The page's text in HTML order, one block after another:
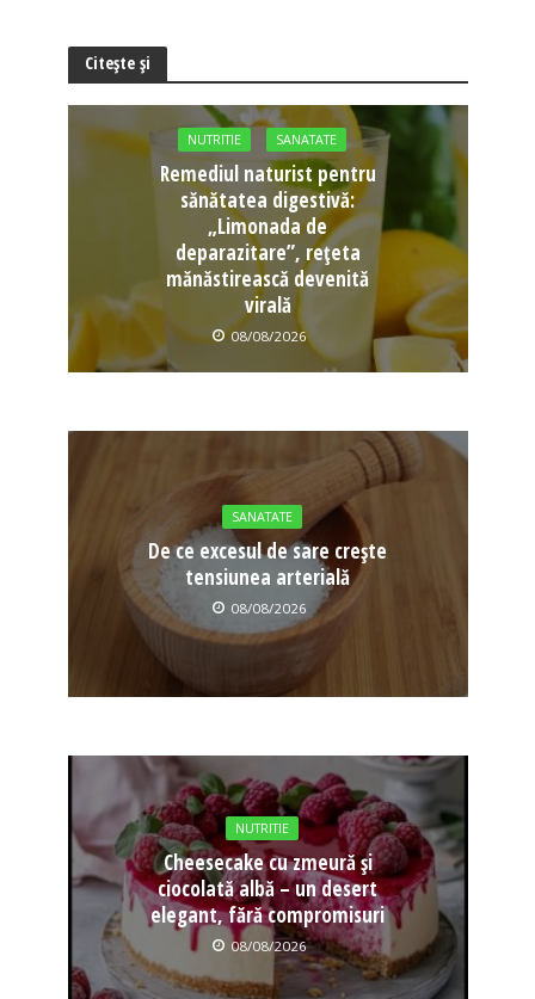
Citește și
NUTRITIE SANATATE
Remediul naturist pentru
sănătatea digestivă:
„Limonada de
deparazitare”, rețeta
mănăstirească devenită
virală
08/08/2026
SANATATE
De ce excesul de sare crește
tensiunea arterială
08/08/2026
NUTRITIE
Cheesecake cu zmeură și
ciocolată albă – un desert
elegant, fără compromisuri
08/08/2026